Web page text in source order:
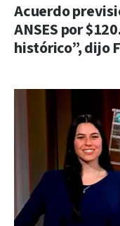
Acuerdo
ANSES por
histórico”, dijo